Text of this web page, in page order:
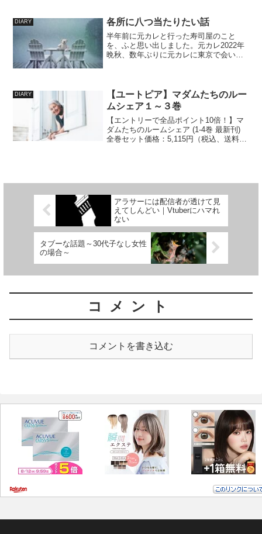
る。モヤモヤした気持ちを運動等で整え
る。やりたいこと求...
DIARY 各所に八つ当たりたい話
半年前に元カレと行った寿司屋のこと
を、ふと思い出しました。元カレ2022年
晩秋、数年ぶりに元カレに東京で会いま
内担当になりました。ち...
DIARY
【ユートピア】マダムたちのルー
ムシェア１～３巻
【エントリーで全品ポイント10倍！】マ
ダムたちのルームシェア (1-4巻 最新刊)
全巻セット価格：5,115円（税込、送料
アラサーには配信者が透けて見
えてしんどい｜Vtuberにハマれ
ない
タブーな話題～30代子なし女性
の場合～
コメント
コメントを書き込む